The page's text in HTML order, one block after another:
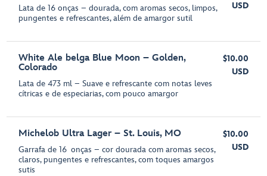
Lata de 16 onças – dourada, com aromas secos, limpos,
pungentes e refrescantes, além de amargor sutil
USD
White Ale belga Blue Moon – Golden,
Colorado
Lata de 473 ml – Suave e refrescante com notas leves
cítricas e de especiarias, com pouco amargor
$10.00
USD
Michelob Ultra Lager – St. Louis, MO
Garrafa de 16 onças – cor dourada com aromas secos,
claros, pungentes e refrescantes, com toques amargos
sutis
$10.00
USD